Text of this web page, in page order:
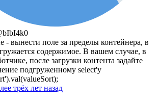
- вынести поле за пределы контейнера, в
содержимое. В вашем случае, в
после загрузки контента задайте
подгруженному select'у
трёх лет назад